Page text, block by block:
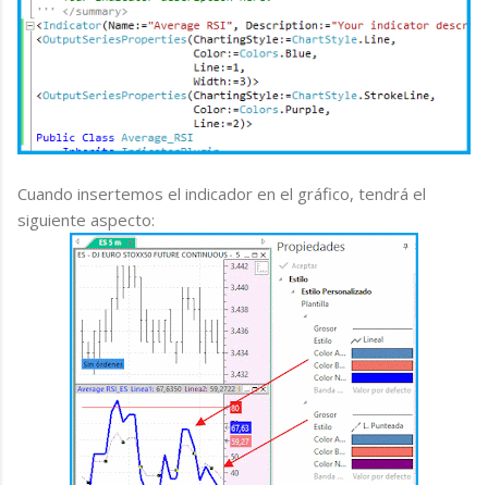
Cuando insertemos el indicador en el gráfico, tendrá el
siguiente aspecto: